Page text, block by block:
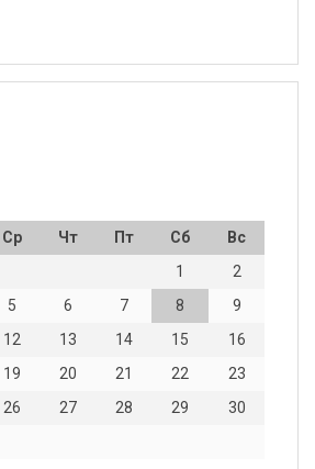
Ср Чт Пт Сб
Вс
1
2
5 6 7 8
9
12 13 14 15
16
19 20 21 22
23
26 27 28 29
30